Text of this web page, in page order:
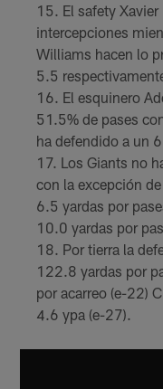
El safety
intercepciones
Williams hacen lo
5.5
El esquinero
51.5% de pases
ha defendido a un
Los Giants no
con la excepción
6.5 yardas por
10.0 yardas por
Por tierra la
122.8 yardas por
por acarreo (e-22)
4.6 ypa (e-27).